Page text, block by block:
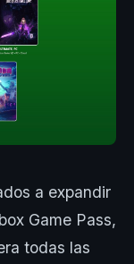
a expandir
Game Pass,
todas las